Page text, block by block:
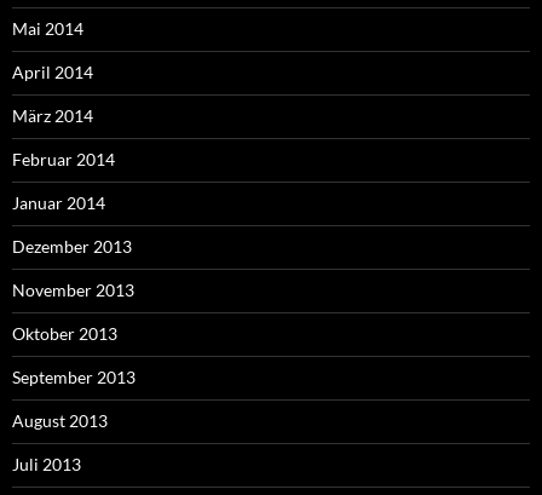
Mai 2014
April 2014
März 2014
Februar 2014
Januar 2014
Dezember 2013
November 2013
Oktober 2013
September 2013
August 2013
Juli 2013